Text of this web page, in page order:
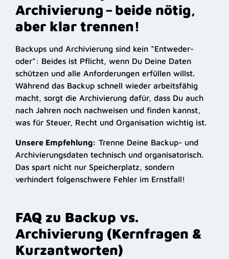
Archivierung – beide nötig,
aber klar trennen!
Backups und Archivierung sind kein “Entweder-
oder”: Beides ist Pflicht, wenn Du Deine Daten
schützen und alle Anforderungen erfüllen willst.
Während das Backup schnell wieder arbeitsfähig
macht, sorgt die Archivierung dafür, dass Du auch
nach Jahren noch nachweisen und finden kannst,
was für Steuer, Recht und Organisation wichtig ist.
Unsere Empfehlung: Trenne Deine Backup- und
Archivierungsdaten technisch und organisatorisch.
Das spart nicht nur Speicherplatz, sondern
verhindert folgenschwere Fehler im Ernstfall!
FAQ zu Backup vs.
Archivierung (Kernfragen &
Kurzantworten)